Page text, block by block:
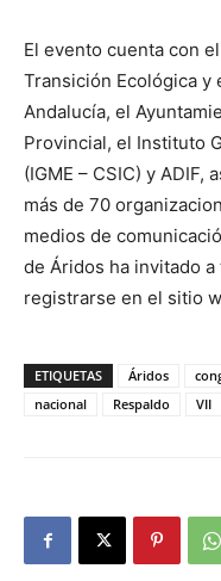
El evento cuenta con
Transición Ecológica y
Andalucía, el
Provincial, el Instituto
(IGME – CSIC) y ADIF,
más de 70
medios de
de Áridos ha invitado
registrarse en el sitio
ETIQUETAS Áridos
nacional
Respaldo VII